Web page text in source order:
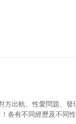
出軌、性愛問題、發
各有不同經歷及不同